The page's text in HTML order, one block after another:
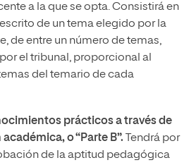
a la que se opta. Consistirá en
de un tema elegido por la
de entre un número de temas,
el tribunal, proporcional al
del temario de cada
prácticos a través de
o “Parte B”. Tendrá por
de la aptitud pedagógica